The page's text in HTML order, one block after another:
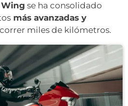
Wing se ha consolidado
más avanzadas y
miles de kilómetros.